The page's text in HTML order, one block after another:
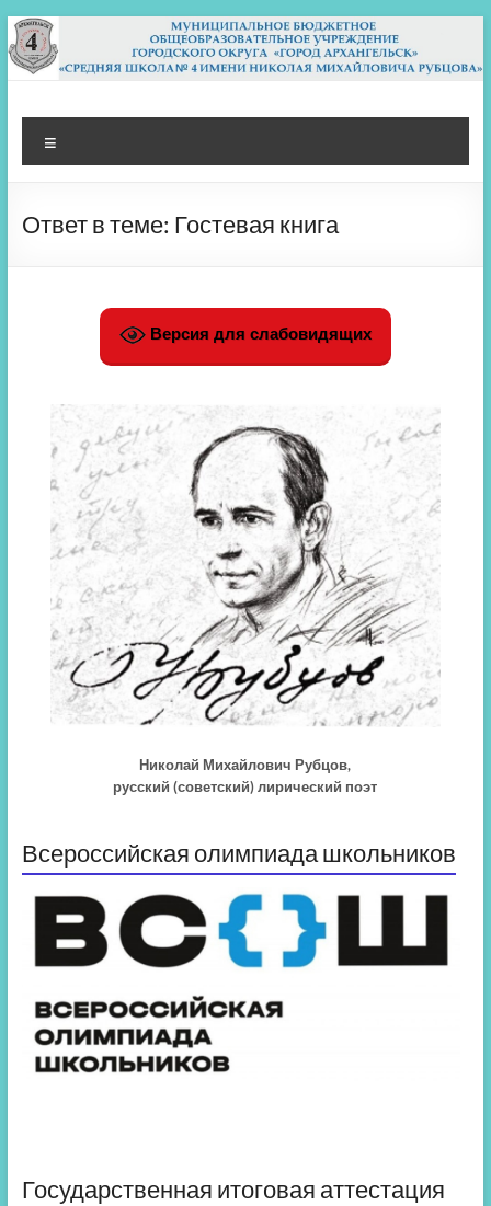
Перейти
к
содержимому
МБОУ СШ 4
Архангельск
Ответ в теме: Гостевая книга
Версия для слабовидящих
Николай Михайлович Рубцов,
русский (советский) лирический поэт
Всероссийская олимпиада школьников
Государственная итоговая аттестация